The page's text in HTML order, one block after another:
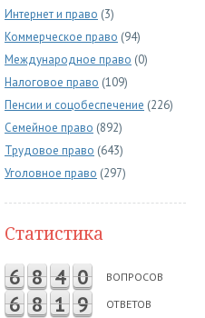
Интернет и право (3)
Коммерческое право (94)
Международное право (0)
Налоговое право (109)
Пенсии и соцобеспечение (226)
Семейное право (892)
Трудовое право (643)
Уголовное право (297)
Статистика
6 8 4 0 ВОПРОСОВ
6 8 1 9 ОТВЕТОВ